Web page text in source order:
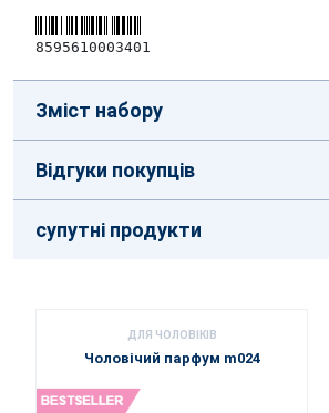
8595610003401
Зміст набору
Відгуки покупців
супутні продукти
ДЛЯ ЧОЛОВІКІВ
Чоловічий парфум m024